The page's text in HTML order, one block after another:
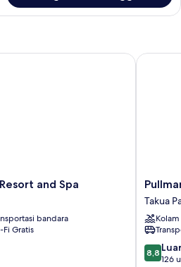
and Spa
bandara
Fi Gratis
and Spa
Pullman
Khao
Lak
Resort
Takua
Pa
Takua
8.8
dari
8,8
126
Pullman